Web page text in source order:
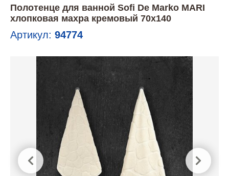
Полотенце для ванной Sofi De Marko MARI
хлопковая махра кремовый 70х140
Артикул: 94774